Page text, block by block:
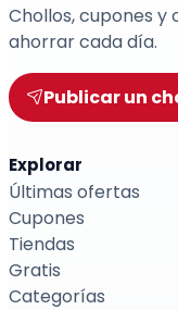
Chollos, cupones
ahorrar cada día.
Publicar un
Explorar
Últimas ofertas
Cupones
Tiendas
Gratis
Categorías